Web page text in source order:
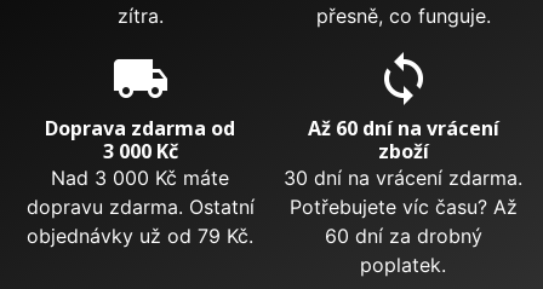
zítra.
přesně, co funguje.
local_shipping
Doprava zdarma od
3 000 Kč
Nad 3 000 Kč máte
dopravu zdarma. Ostatní
objednávky už od 79 Kč.
sync
Až 60 dní na vrácení
zboží
30 dní na vrácení zdarma.
Potřebujete víc času? Až
60 dní za drobný
poplatek.